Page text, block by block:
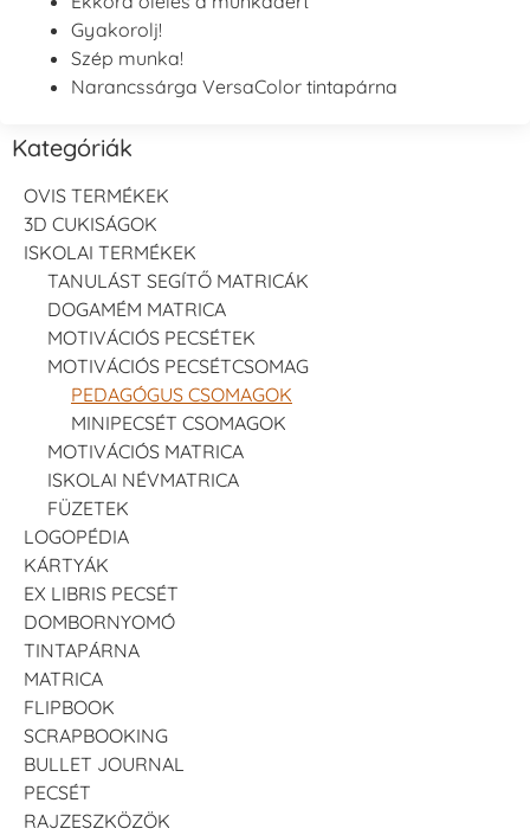
Gyakorolj!
Szép munka!
Narancssárga VersaColor tintapárna
Kategóriák
OVIS TERMÉKEK
3D CUKISÁGOK
ISKOLAI TERMÉKEK
TANULÁST SEGÍTŐ MATRICÁK
DOGAMÉM MATRICA
MOTIVÁCIÓS PECSÉTEK
MOTIVÁCIÓS PECSÉTCSOMAG
PEDAGÓGUS CSOMAGOK
MINIPECSÉT CSOMAGOK
MOTIVÁCIÓS MATRICA
ISKOLAI NÉVMATRICA
FÜZETEK
LOGOPÉDIA
KÁRTYÁK
EX LIBRIS PECSÉT
DOMBORNYOMÓ
TINTAPÁRNA
MATRICA
FLIPBOOK
SCRAPBOOKING
BULLET JOURNAL
PECSÉT
RAJZESZKÖZÖK